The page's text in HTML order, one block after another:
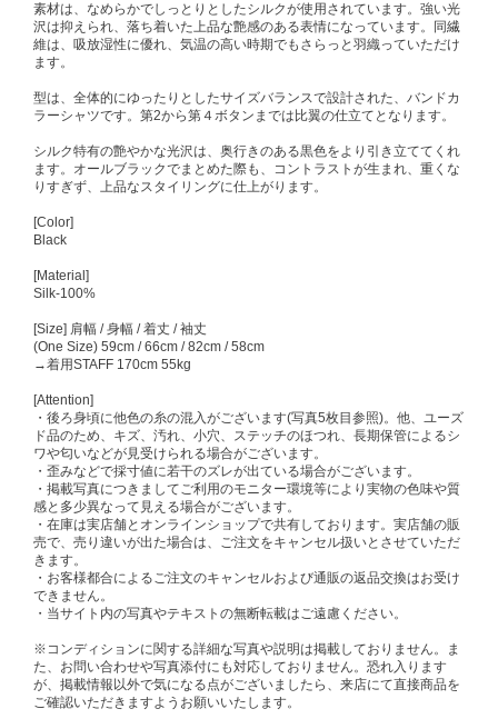
素材は、なめらかでしっとりとしたシルクが使用されています。強い光
沢は抑えられ、落ち着いた上品な艶感のある表情になっています。同繊
維は、吸放湿性に優れ、気温の高い時期でもさらっと羽織っていただけ
ます。
型は、全体的にゆったりとしたサイズバランスで設計された、バンドカ
ラーシャツです。第2から第４ボタンまでは比翼の仕立てとなります。
シルク特有の艶やかな光沢は、奥行きのある黒色をより引き立ててくれ
ます。オールブラックでまとめた際も、コントラストが生まれ、重くな
りすぎず、上品なスタイリングに仕上がります。
[Color]
Black
[Material]
Silk-100%
[Size] 肩幅 / 身幅 / 着丈 / 袖丈
(One Size) 59cm / 66cm / 82cm / 58cm
→着用STAFF 170cm 55kg
[Attention]
・後ろ身頃に他色の糸の混入がございます(写真5枚目参照)。他、ユーズ
ド品のため、キズ、汚れ、小穴、ステッチのほつれ、長期保管によるシ
ワや匂いなどが見受けられる場合がございます。
・歪みなどで採寸値に若干のズレが出ている場合がございます。
・掲載写真につきましてご利用のモニター環境等により実物の色味や質
感と多少異なって見える場合がございます。
・在庫は実店舗とオンラインショップで共有しております。実店舗の販
売で、売り違いが出た場合は、ご注文をキャンセル扱いとさせていただ
きます。
・お客様都合によるご注文のキャンセルおよび通販の返品交換はお受け
できません。
・当サイト内の写真やテキストの無断転載はご遠慮ください。
※コンディションに関する詳細な写真や説明は掲載しておりません。ま
た、お問い合わせや写真添付にも対応しておりません。恐れ入ります
が、掲載情報以外で気になる点がございましたら、来店にて直接商品を
ご確認いただきますようお願いいたします。